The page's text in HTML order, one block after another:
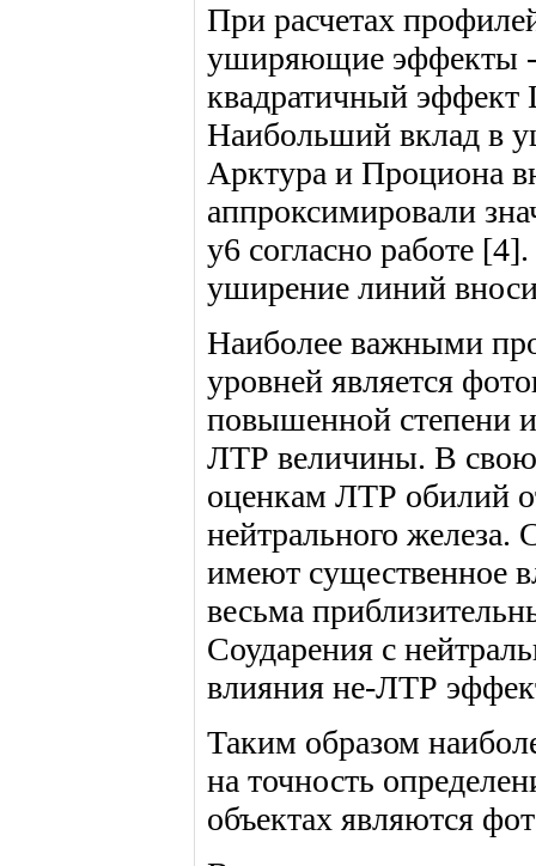
При расчетах
уширяющие эффекты -
квадратичный
Наибольший вклад в
Арктура и Проциона
аппроксимировали
у6 согласно работе
уширение линий
Наиболее важными
уровней является
повышенной степени
ЛТР величины. В свою
оценкам ЛТР обилий
нейтрального железа.
имеют существенное
весьма
Соударения с
влияния не-ЛТР
Таким образом
на точность
объектах являются